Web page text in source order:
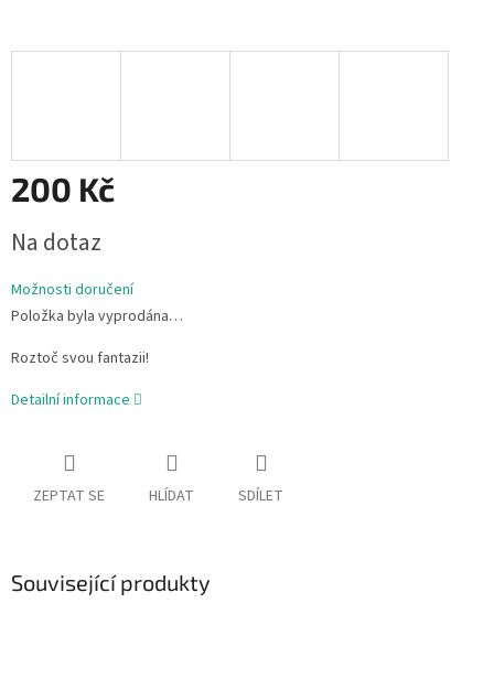
200 Kč
cena:
Na dotaz
Možnosti doručení
Položka byla vyprodána…
Roztoč svou fantazii!
Detailní informace
ZEPTAT SE HLÍDAT SDÍLET
Související produkty